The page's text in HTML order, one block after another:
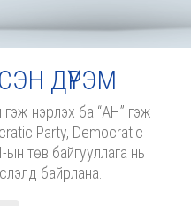
ДҮРЭМ
нэрлэх ба “АН” гэж
Party, Democratic
төв байгууллага нь
байрлана.